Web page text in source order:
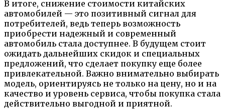
В итоге, снижение стоимости китайских
автомобилей — это позитивный сигнал для
потребителей, ведь теперь возможность
приобрести надежный и современный
автомобиль стала доступнее. В будущем стоит
ожидать дальнейших скидок и специальных
предложений, что сделает покупку еще более
привлекательной. Важно внимательно выбирать
модель, ориентируясь не только на цену, но и на
качество и уровень сервиса, чтобы покупка стала
действительно выгодной и приятной.